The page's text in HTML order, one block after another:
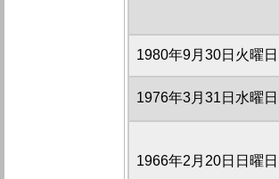
1980年9月30日火曜日
1976年3月31日水曜日
1966年2月20日日曜日